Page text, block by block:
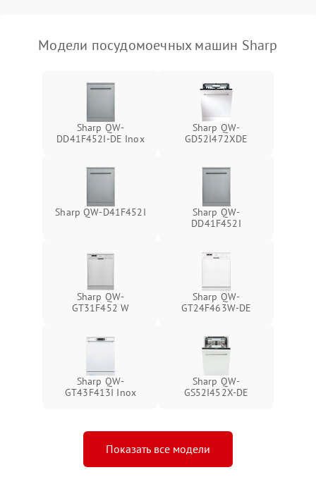
Модели посудомоечных машин Sharp
Sharp QW-
DD41F452I-DE Inox
Sharp QW-
GD52I472XDE
Sharp QW-D41F452I
Sharp QW-
DD41F452I
Sharp QW-
GT31F452 W
Sharp QW-
GT24F463W-DE
Sharp QW-
GT43F413I Inox
Sharp QW-
GS52I452X-DE
Показать все модели